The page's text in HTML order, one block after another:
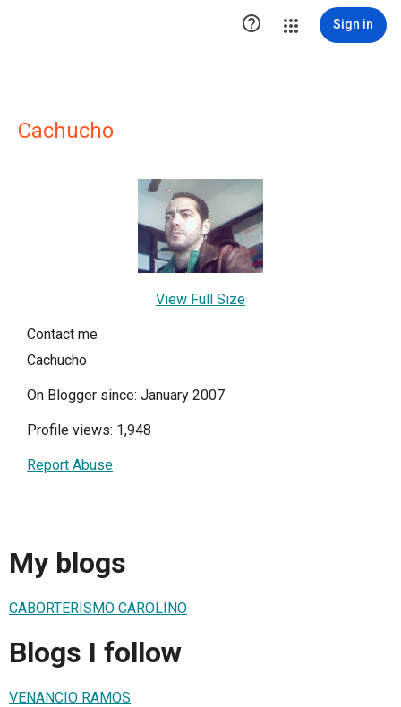
 Sign in
Cachucho
View Full Size
Contact me
Cachucho
On Blogger since: January 2007
Profile views: 1,948
Report Abuse
My blogs
CABORTERISMO CAROLINO
Blogs I follow
VENANCIO RAMOS